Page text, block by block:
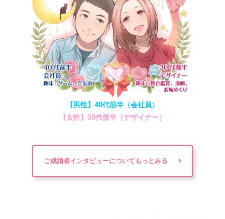
【男性】40代前半（会社員）
【女性】30代後半（デザイナー）
ご成婚者インタビューについてもっとみる